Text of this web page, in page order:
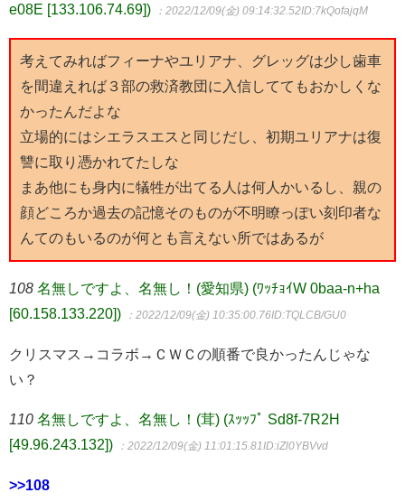
e08E [133.106.74.69])
：2022/12/09(金) 09:14:32.52ID:7kQofajqM
考えてみればフィーナやユリアナ、グレッグは少し歯車
を間違えれば３部の救済教団に入信しててもおかしくな
かったんだよな
立場的にはシエラスエスと同じだし、初期ユリアナは復
讐に取り憑かれてたしな
まあ他にも身内に犠牲が出てる人は何人かいるし、親の
顔どころか過去の記憶そのものが不明瞭っぽい刻印者な
んてのもいるのが何とも言えない所ではあるが
108 名無しですよ、名無し！(愛知県) (ﾜｯﾁｮｲW 0baa-n+ha
[60.158.133.220])
：2022/12/09(金) 10:35:00.76ID:TQLCB/GU0
クリスマス→コラボ→ＣＷＣの順番で良かったんじゃな
い？
110 名無しですよ、名無し！(茸) (ｽｯｯﾌﾟ Sd8f-7R2H
[49.96.243.132])
：2022/12/09(金) 11:01:15.81ID:iZl0YBVvd
>>108